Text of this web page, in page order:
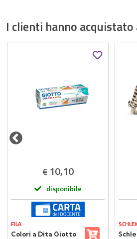
I clienti hanno acquistato
€ 10,10
disponibile
FILA
Colori a Dita Giotto